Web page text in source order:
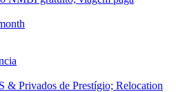
& Privados de Prestígio; Relocation